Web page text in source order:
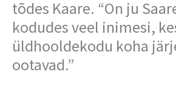
tõdes Kaare. “On ju
kodudes veel inimesi,
üldhooldekodu koha
ootavad.”